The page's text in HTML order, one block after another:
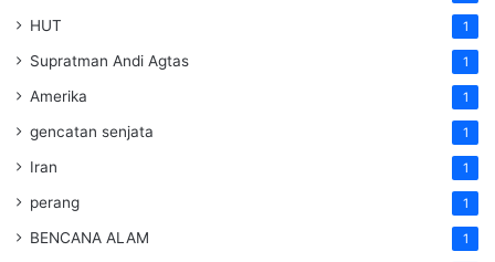
HUT 1
Supratman Andi Agtas 1
Amerika 1
gencatan senjata 1
Iran 1
perang 1
BENCANA ALAM 1